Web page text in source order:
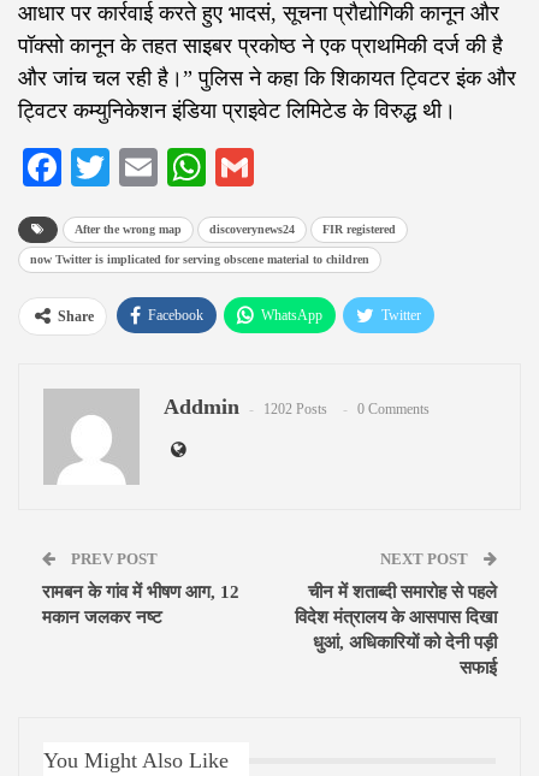
आधार पर कार्रवाई करते हुए भादसं, सूचना प्रौद्योगिकी कानून और
पॉक्सो कानून के तहत साइबर प्रकोष्ठ ने एक प्राथमिकी दर्ज की है
और जांच चल रही है।” पुलिस ने कहा कि शिकायत ट्विटर इंक और
ट्विटर कम्युनिकेशन इंडिया प्राइवेट लिमिटेड के विरुद्ध थी।
Facebook
TwitterEmailWhatsApp
After the wrong map discoverynews24 FIR registered
now Twitter is implicated for serving obscene material to children
Share Facebook WhatsApp Twitter
Addmin 1202 Posts 0 Comments
PREV POST
रामबन के गांव में भीषण आग, 12
मकान जलकर नष्ट
NEXT POST
चीन में शताब्दी समारोह से पहले
विदेश मंत्रालय के आसपास दिखा
धुआं, अधिकारियों को देनी पड़ी
सफाई
You Might Also Like